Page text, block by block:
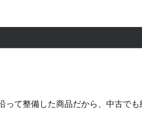
って整備した商品だから、中古で